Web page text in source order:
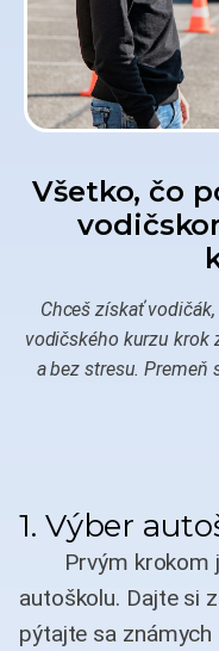
Všetko, čo
Chceš získať
vodičského kurzu krok
a bez stresu. Premeň
1. Výber
Prvým krokom
autoškolu. Dajte si
pýtajte sa